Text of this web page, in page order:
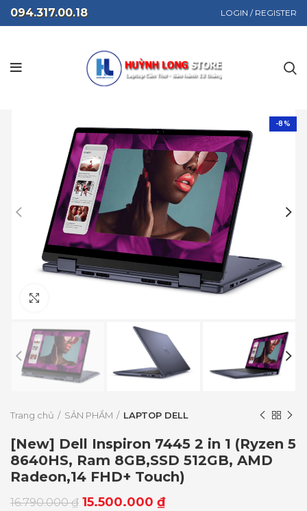
094.317.00.18 LOGIN / REGISTER
-8%
Trang chủ SẢN PHẨM LAPTOP DELL
[New] Dell Inspiron 7445 2 in 1 (Ryzen 5
8640HS, Ram 8GB,SSD 512GB, AMD
Radeon,14 FHD+ Touch)
16.790.000₫ 15.500.000 ₫